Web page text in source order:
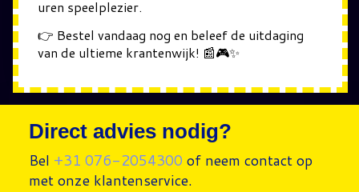
uren speelplezier.
👉 Bestel vandaag nog en beleef de uitdaging
van de ultieme krantenwijk! 📰🎮✨
Direct advies nodig?
Bel +31 076-2054300 of neem contact op
met onze klantenservice.